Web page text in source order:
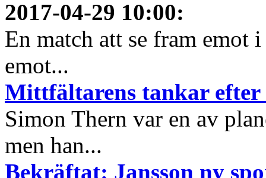
2017-04-29 10:00:
En match att se fram emot
emot...
Mittfältarens tankar efter
Simon Thern var en av
men han...
Bekräftat: Jansson ny